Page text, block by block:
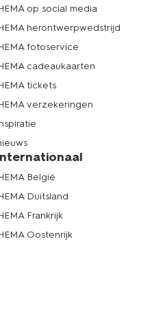
op social media
herontwerpwedstrijd
fotoservice
cadeaukaarten
tickets
verzekeringen
België
Duitsland
Frankrijk
Oostenrijk